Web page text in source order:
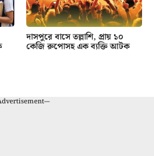
দাসপুরে বাসে তল্লাশি, প্রায় ১০
কেজি রুপোসহ এক ব্যক্তি আটক